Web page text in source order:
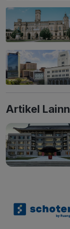
Artikel